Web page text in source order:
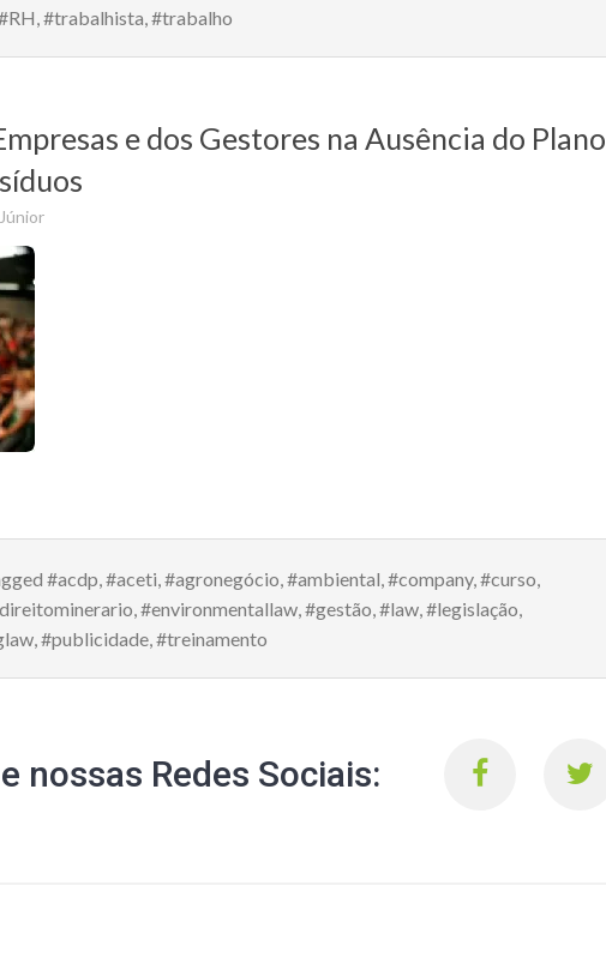
#trabalhista #trabalho
e dos Gestores na Ausência do Plano
#acdp,#aceti,#agronegócio,#ambiental,#company,#curso,
,#environmentallaw,#gestão,#law,#legislação,
,#publicidade,#treinamento
nossas Redes Sociais: